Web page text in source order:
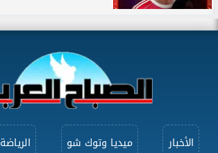
الأخبار ميديا وتوك شو الرياضة